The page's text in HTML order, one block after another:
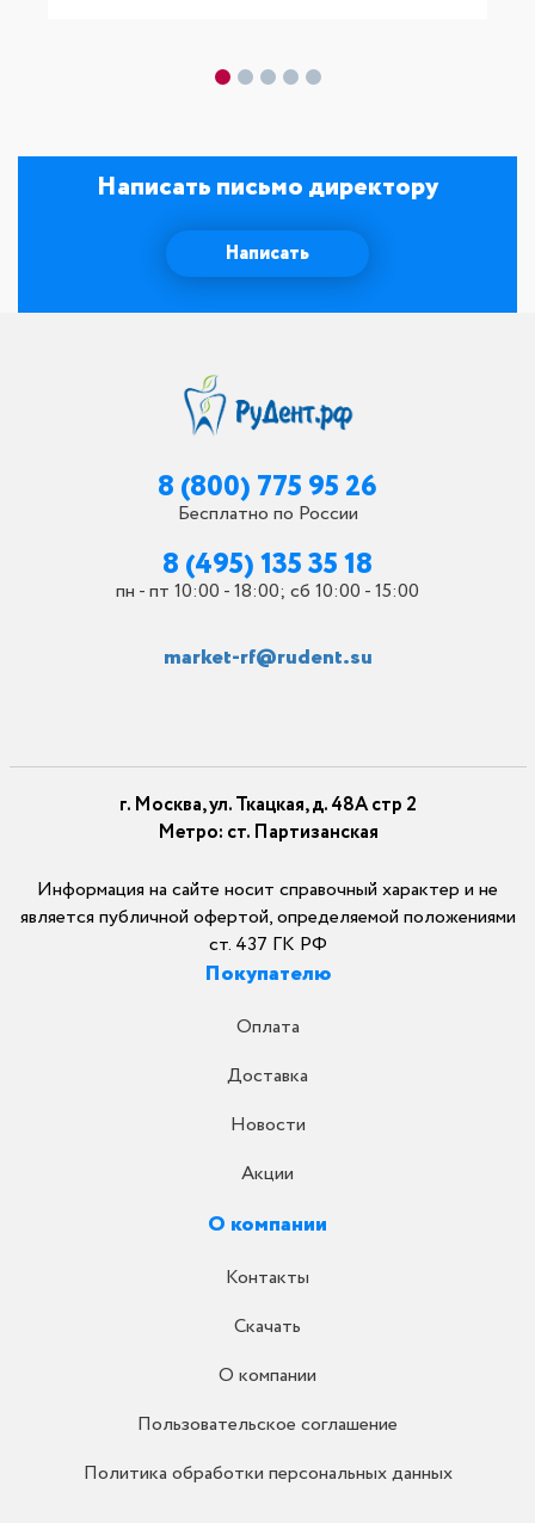
Написать письмо директору
Написать
8 (800) 775 95 26
Бесплатно по России
8 (495) 135 35 18
пн - пт 10:00 - 18:00; сб 10:00 - 15:00
market-rf@rudent.su
г. Москва, ул. Ткацкая, д. 48А стр 2
Метро: ст. Партизанская
Информация на сайте носит справочный характер и не
является публичной офертой, определяемой положениями
ст. 437 ГК РФ
Покупателю
Оплата
Доставка
Новости
Акции
О компании
Контакты
Скачать
О компании
Пользовательское соглашение
Политика обработки персональных данных